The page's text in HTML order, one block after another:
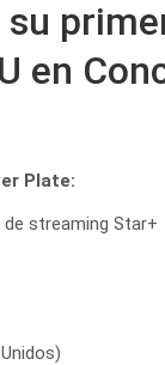
en
Plate:
streaming Star+